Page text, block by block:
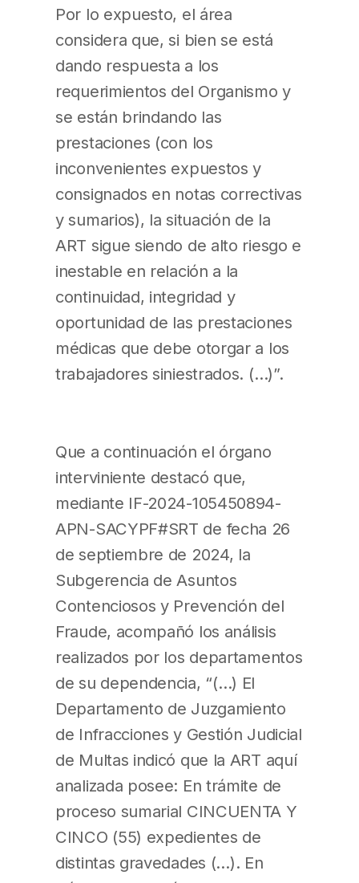
Por lo expuesto, el área
considera que, si bien se está
dando respuesta a los
requerimientos del Organismo y
se están brindando las
prestaciones (con los
inconvenientes expuestos y
consignados en notas correctivas
y sumarios), la situación de la
ART sigue siendo de alto riesgo e
inestable en relación a la
continuidad, integridad y
oportunidad de las prestaciones
médicas que debe otorgar a los
trabajadores siniestrados. (…)”.
Que a continuación el órgano
interviniente destacó que,
mediante IF-2024-105450894-
APN-SACYPF#SRT de fecha 26
de septiembre de 2024, la
Subgerencia de Asuntos
Contenciosos y Prevención del
Fraude, acompañó los análisis
realizados por los departamentos
de su dependencia, “(…) El
Departamento de Juzgamiento
de Infracciones y Gestión Judicial
de Multas indicó que la ART aquí
analizada posee: En trámite de
proceso sumarial CINCUENTA Y
CINCO (55) expedientes de
distintas gravedades (…). En